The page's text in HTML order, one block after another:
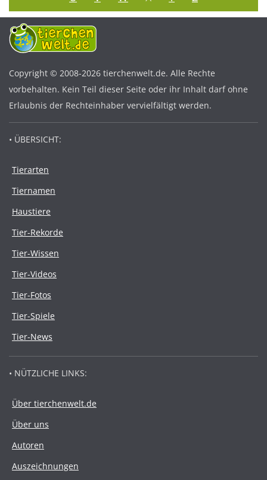
Copyright © 2008-2026 tierchenwelt.de. Alle Rechte
vorbehalten. Kein Teil dieser Seite oder ihr Inhalt darf ohne
Erlaubnis der Rechteinhaber vervielfältigt werden.
• ÜBERSICHT:
Tierarten
Tiernamen
Haustiere
Tier-Rekorde
Tier-Wissen
Tier-Videos
Tier-Fotos
Tier-Spiele
Tier-News
• NÜTZLICHE LINKS:
Über tierchenwelt.de
Über uns
Autoren
Auszeichnungen